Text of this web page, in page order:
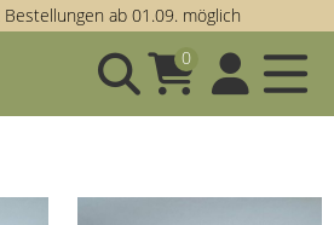
ab 01.09. möglich
0